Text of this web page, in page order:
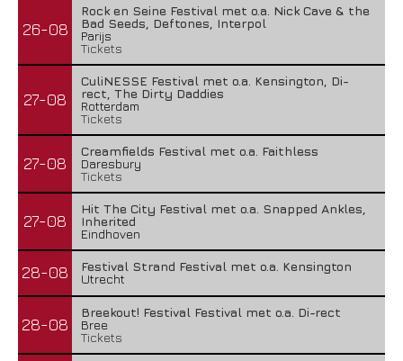
Green Carnation – A Dark Poem II: Sanguis
26-08
Rock en Seine Festival met o.a. Nick Cave & the
Bad Seeds, Deftones, Interpol
Parijs
Tickets
27-08
CuliNESSE Festival met o.a. Kensington, Di-
rect, The Dirty Daddies
Rotterdam
Tickets
27-08
Creamfields Festival met o.a. Faithless
Daresbury
Tickets
27-08
Hit The City Festival met o.a. Snapped Ankles,
Inherited
Eindhoven
28-08
Festival Strand Festival met o.a. Kensington
Utrecht
28-08
Breekout! Festival Festival met o.a. Di-rect
Bree
Tickets